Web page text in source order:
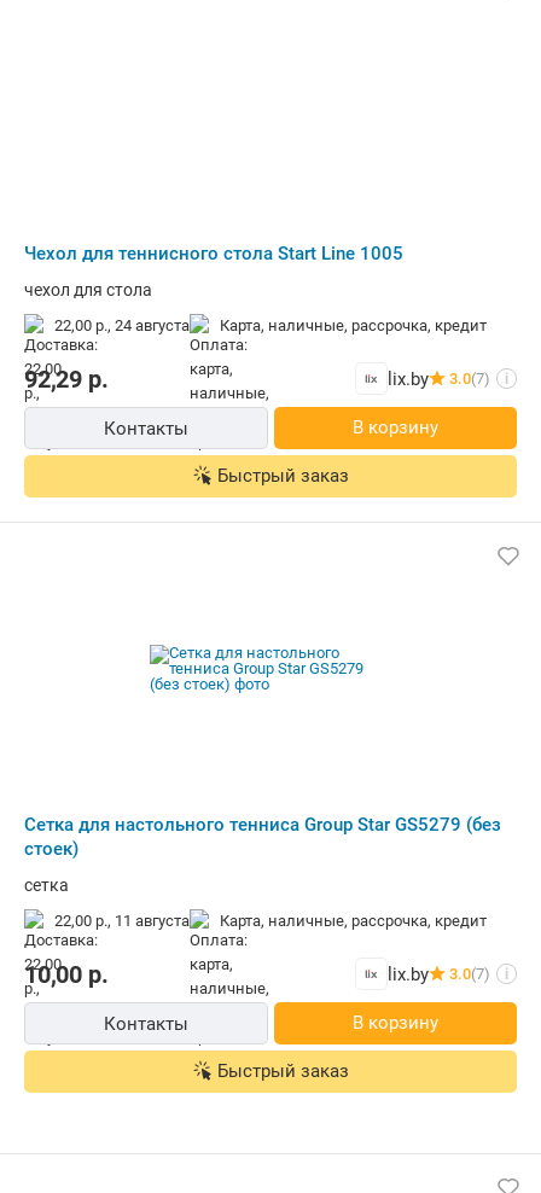
Чехол для теннисного стола Start Line 1005
чехол для стола
22,00 р., 24 августа карта, наличные, рассрочка, кредит
92,29 р. lix.by 3.0(7) i
Контакты В корзину
Быстрый заказ
Сетка для настольного тенниса Group Star GS5279 (без
стоек)
сетка
22,00 р., 11 августа карта, наличные, рассрочка, кредит
10,00 р. lix.by 3.0(7) i
Контакты В корзину
Быстрый заказ